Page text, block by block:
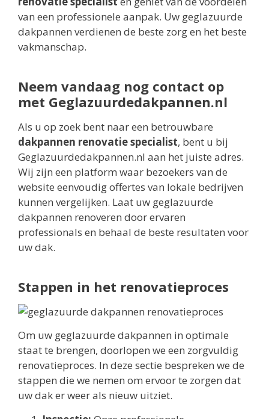
van een professionele aanpak. Uw geglazuurde
dakpannen verdienen de beste zorg en het beste
vakmanschap.
Neem vandaag nog contact op
met Geglazuurdedakpannen.nl
Als u op zoek bent naar een betrouwbare
dakpannen renovatie specialist, bent u bij
Geglazuurdedakpannen.nl aan het juiste adres.
Wij zijn een platform waar bezoekers van de
website eenvoudig offertes van lokale bedrijven
kunnen vergelijken. Laat uw geglazuurde
dakpannen renoveren door ervaren
professionals en behaal de beste resultaten voor
uw dak.
Stappen in het renovatieproces
Om uw geglazuurde dakpannen in optimale
staat te brengen, doorlopen we een zorgvuldig
renovatieproces. In deze sectie bespreken we de
stappen die we nemen om ervoor te zorgen dat
uw dak er weer als nieuw uitziet.